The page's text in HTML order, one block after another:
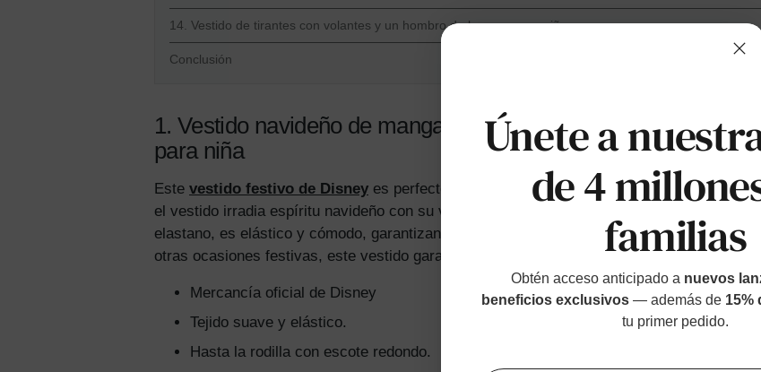
14. Vestido de tirantes con volantes y un hombro de lunares para niña
Conclusión
1. Vestido navideño de manga larga con lazo y estampado
para niña
Este vestido festivo de Disney es perfecto para las celebraciones navideñas. Con un
el vestido irradia espíritu navideño con su vibrante color rojo y su divertido diseño de
elastano, es elástico y cómodo, garantizando la libertad de movimiento para bebés de 3
otras ocasiones festivas, este vestido garantiza que tu pequeña brillará entre la multitud.
Mercancía oficial de Disney
Tejido suave y elástico.
Hasta la rodilla con escote redondo.
Únete a
de 4
familias
Obtén acceso anticipado a nuevos
beneficios exclusivos— además de 15%
tu primer pedido.